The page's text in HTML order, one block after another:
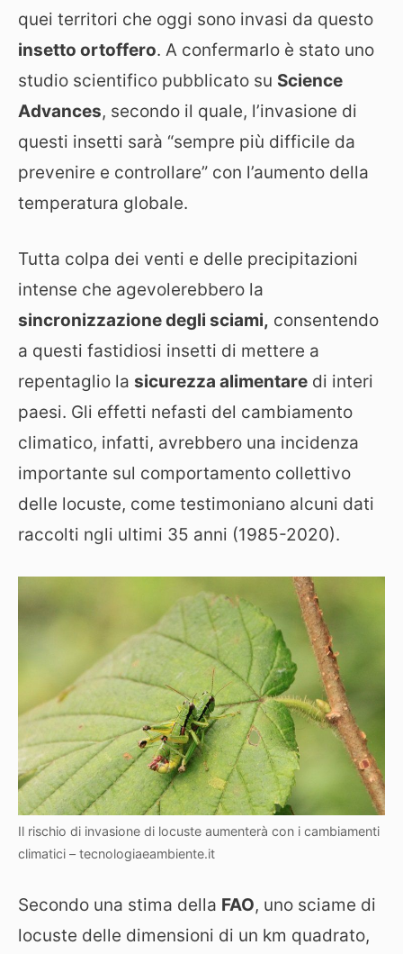
quei territori che oggi sono invasi da questo
insetto ortoffero. A confermarlo è stato uno
studio scientifico pubblicato su Science
Advances, secondo il quale, l’invasione di
questi insetti sarà “sempre più difficile da
prevenire e controllare” con l’aumento della
temperatura globale.
Tutta colpa dei venti e delle precipitazioni
intense che agevolerebbero la
sincronizzazione degli sciami, consentendo
a questi fastidiosi insetti di mettere a
repentaglio la sicurezza alimentare di interi
paesi. Gli effetti nefasti del cambiamento
climatico, infatti, avrebbero una incidenza
importante sul comportamento collettivo
delle locuste, come testimoniano alcuni dati
raccolti ngli ultimi 35 anni (1985-2020).
Il rischio di invasione di locuste aumenterà con i cambiamenti
climatici – tecnologiaeambiente.it
Secondo una stima della FAO, uno sciame di
locuste delle dimensioni di un km quadrato,